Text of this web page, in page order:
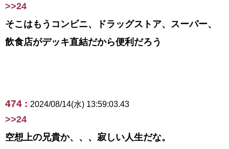
>>24
そこはもうコンビニ、ドラッグストア、スーパー、
飲食店がデッキ直結だから便利だろう
474 : 2024/08/14(水) 13:59:03.43
>>24
空想上の兄貴か、、、寂しい人生だな。